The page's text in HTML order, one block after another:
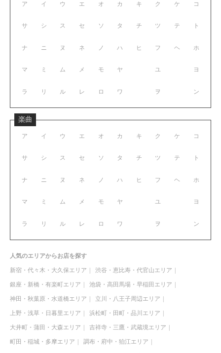
ア イ ウ エ オ
サ シ ス セ ソ
ナ ニ ヌ ネ ノ
マ ミ ム メ モ
ラ リ ル レ ロ
カ キ ク ケ コ
タ チ ツ テ ト
ハ ヒ フ ヘ ホ
ヤ ユ ヨ
ワ ヲ ン
楽曲
ア イ ウ エ オ
サ シ ス セ ソ
ナ ニ ヌ ネ ノ
マ ミ ム メ モ
ラ リ ル レ ロ
カ キ ク ケ コ
タ チ ツ テ ト
ハ ヒ フ ヘ ホ
ヤ ユ ヨ
ワ ヲ ン
人気のエリアからお店を探す
新宿・代々木・大久保エリア 渋谷・恵比寿・代官山エリア
銀座・新橋・有楽町エリア 池袋・高田馬場・早稲田エリア
神田・秋葉原・水道橋エリア 立川・八王子周辺エリア
上野・浅草・日暮里エリア 浜松町・田町・品川エリア
大井町・蒲田・大森エリア 吉祥寺・三鷹・武蔵境エリア
町田・稲城・多摩エリア 調布・府中・狛江エリア